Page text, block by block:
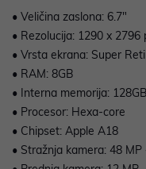
• Veličina zaslona: 6.7"
• Rezolucija: 1290 x 2796
• Vrsta ekrana: Super
• RAM: 8GB
• Interna memorija: 128GB
• Procesor: Hexa-core
• Chipset: Apple A18
• Stražnja kamera: 48 MP